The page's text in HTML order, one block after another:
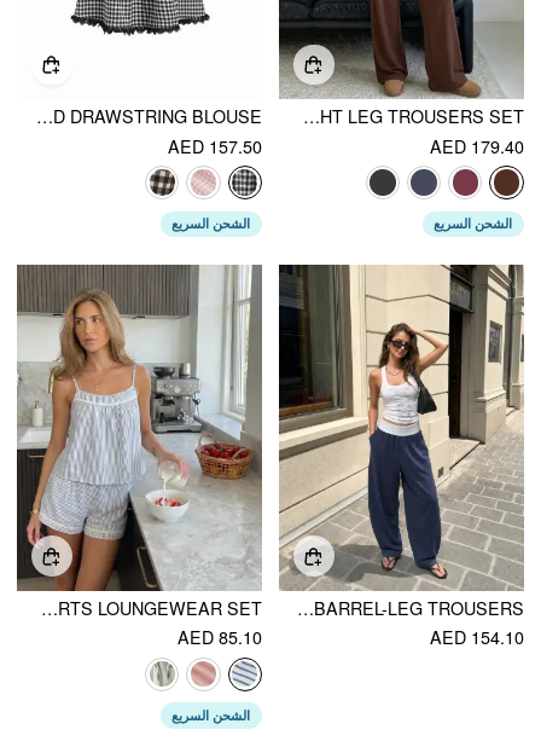
COTTON-BLEND V-NECK TWO TONE TOP & MID RISE DRAWSTRING STRAIGHT LEG TROUSERS SET
AED 179.40
الشحن السريع
SQUARE NECK PUFF SLEEVE PLAID DRAWSTRING BLOUSE
AED 157.50
الشحن السريع
COTTON-BLEND MID RISE COLORBLOCK POCKET BARREL-LEG TROUSERS
AED 154.10
COTTON-BLEND U-NECKLINE STRIPE LACE TRIM CAMI TOP & MID RISE ELASTIC WAIST SHORTS LOUNGEWEAR SET
AED 85.10
الشحن السريع